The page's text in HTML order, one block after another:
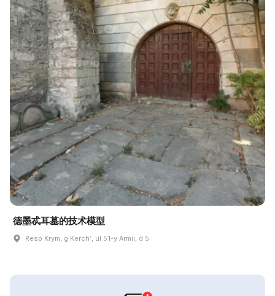
德墨忒耳墓的技术模型
Resp Krym, g Kerchʹ, ul 51-y Armii, d 5